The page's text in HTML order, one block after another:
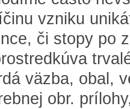
vzniku
či stopy po
väzba, obal,
obr.